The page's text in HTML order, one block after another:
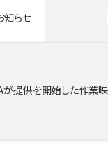
知らせ
が提供を開始した作